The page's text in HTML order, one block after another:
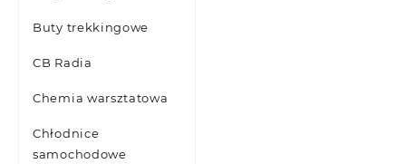
Buty trekkingowe
CB Radia
Chemia warsztatowa
Chłodnice
samochodowe